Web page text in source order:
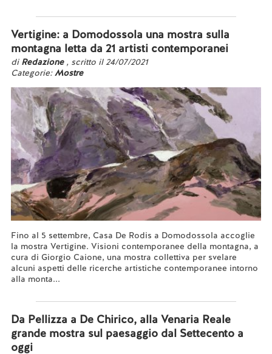
Vertigine: a Domodossola una mostra sulla
montagna letta da 21 artisti contemporanei
di Redazione , scritto il 24/07/2021
Categorie:Mostre
Fino al 5 settembre, Casa De Rodis a Domodossola accoglie
la mostra Vertigine. Visioni contemporanee della montagna, a
cura di Giorgio Caione, una mostra collettiva per svelare
alcuni aspetti delle ricerche artistiche contemporanee intorno
alla monta...
Da Pellizza a De Chirico, alla Venaria Reale
grande mostra sul paesaggio dal Settecento a
oggi